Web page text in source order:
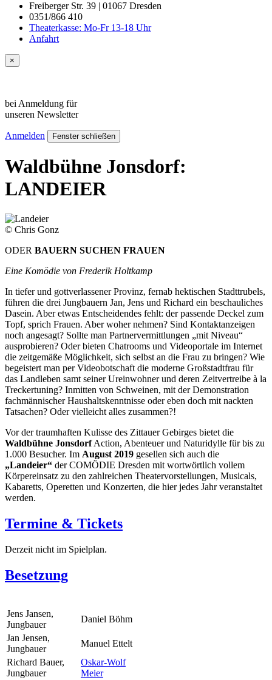
Freiberger Str. 39 | 01067 Dresden
0351/866 410
Theaterkasse: Mo-Fr 13-18 Uhr
Anfahrt
×
bei Anmeldung für
unseren Newsletter
Anmelden Fenster schließen
Waldbühne Jonsdorf:
LANDEIER
© Chris Gonz
ODER BAUERN SUCHEN FRAUEN
Eine Komödie von Frederik Holtkamp
In tiefer und gottverlassener Provinz, fernab hektischen Stadttrubels,
führen die drei Jungbauern Jan, Jens und Richard ein beschauliches
Dasein. Aber etwas Entscheidendes fehlt: der passende Deckel zum
Topf, sprich Frauen. Aber woher nehmen? Sind Kontaktanzeigen
noch angesagt? Sollte man Partnervermittlungen „mit Niveau“
ausprobieren? Oder bieten Chatrooms und Videoportale im Internet
die zeitgemäße Möglichkeit, sich selbst an die Frau zu bringen? Wie
begeistert man per Videobotschaft die moderne Großstadtfrau für
das Landleben samt seiner Ureinwohner und deren Zeitvertreibe à la
Treckertuning? Inmitten von Schweinen, mit der Demonstration
fachmännischer Haushaltskenntnisse oder eben doch mit nackten
Tatsachen? Oder vielleicht alles zusammen?!
Vor der traumhaften Kulisse des Zittauer Gebirges bietet die
Waldbühne JonsdorfAction, Abenteuer und Naturidylle für bis zu
1.000 Besucher. Im August 2019 gesellen sich auch die
„Landeier“ der COMÖDIE Dresden mit wortwörtlich vollem
Körpereinsatz zu den zahlreichen Theatervorstellungen, Musicals,
Kabaretts, Operetten und Konzerten, die hier jedes Jahr veranstaltet
werden.
Termine & Tickets
Derzeit nicht im Spielplan.
Besetzung
Jens Jansen,
Jungbauer
Daniel Böhm
Jan Jensen,
Jungbauer
Manuel Ettelt
Richard Bauer,
Jungbauer
Oskar-Wolf
Meier